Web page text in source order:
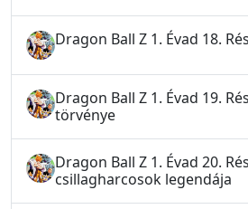
Dragon Ball Z 1. Évad 18.
Dragon Ball Z 1. Évad 19.
törvénye
Dragon Ball Z 1. Évad 20.
csillagharcosok legendája